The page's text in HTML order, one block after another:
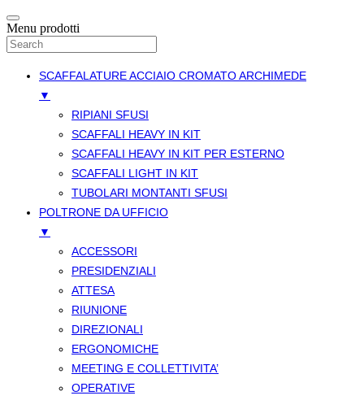
Menu prodotti
SCAFFALATURE ACCIAIO CROMATO ARCHIMEDE
▼
RIPIANI SFUSI
SCAFFALI HEAVY IN KIT
SCAFFALI HEAVY IN KIT PER ESTERNO
SCAFFALI LIGHT IN KIT
TUBOLARI MONTANTI SFUSI
POLTRONE DA UFFICIO
▼
ACCESSORI
PRESIDENZIALI
ATTESA
RIUNIONE
DIREZIONALI
ERGONOMICHE
MEETING E COLLETTIVITA’
OPERATIVE